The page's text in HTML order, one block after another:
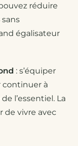
réduire
égalisateur
: s’équiper
continuer à
l’essentiel. La
de vivre avec